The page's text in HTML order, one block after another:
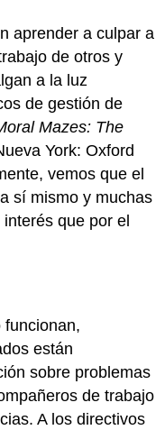
aprender a culpar a
de otros y
a la luz
de gestión de
Mazes: The
York: Oxford
vemos que el
sí mismo y muchas
que por el
funcionan,
están
sobre problemas
de trabajo
A los directivos